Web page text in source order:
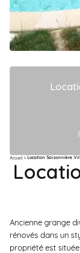
Accueil Location Saisonnière
Ancienne grange
rénovés dans un
propriété est